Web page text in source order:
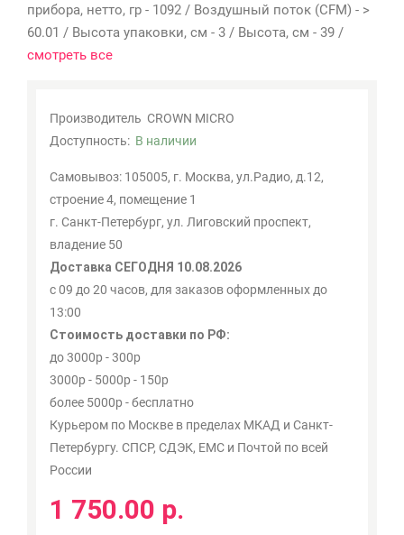
прибора, нетто, гр - 1092 / Воздушный поток (CFM) - >
60.01 / Высота упаковки, см - 3 / Высота, см - 39 /
смотреть все
Производитель CROWN MICRO
Доступность: В наличии
Самовывоз: 105005, г. Москва, ул.Радио, д.12,
строение 4, помещение 1
г. Санкт-Петербург, ул. Лиговский проспект,
владение 50
Доставка СЕГОДНЯ 10.08.2026
с 09 до 20 часов, для заказов оформленных до
13:00
Стоимость доставки по РФ:
до 3000р - 300р
3000р - 5000р - 150р
более 5000р - бесплатно
Курьером по Москве в пределах МКАД и Санкт-
Петербургу. СПСР, СДЭК, ЕМС и Почтой по всей
России
1 750.00 р.